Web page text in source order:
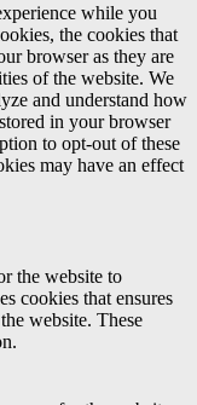
while you
the cookies that
browser as they are
of the website. We
and understand how
in your browser
to opt-out of these
may have an effect
the website to
cookies that ensures
website. These